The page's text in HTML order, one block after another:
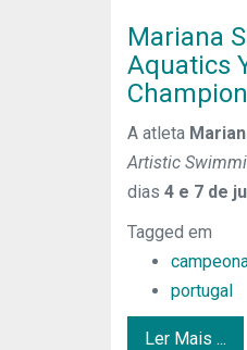
Mariana
Aquatics
A atleta
Artistic
dias 4 e 7 de
Tagged em
portugal
Ler Mais ...